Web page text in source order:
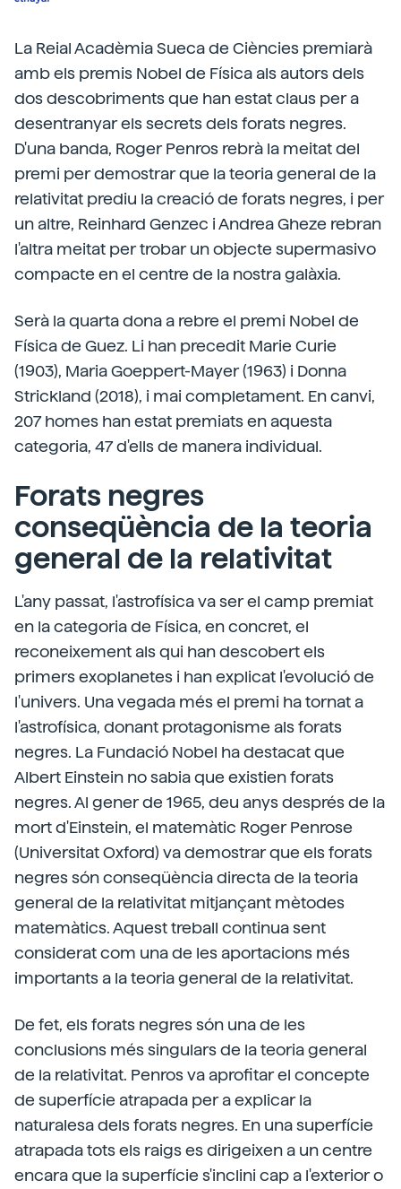
La Reial Acadèmia Sueca de Ciències premiarà
amb els premis Nobel de Física als autors dels
dos descobriments que han estat claus per a
desentranyar els secrets dels forats negres.
D'una banda, Roger Penros rebrà la meitat del
premi per demostrar que la teoria general de la
relativitat prediu la creació de forats negres, i per
un altre, Reinhard Genzec i Andrea Gheze rebran
l'altra meitat per trobar un objecte supermasivo
compacte en el centre de la nostra galàxia.
Serà la quarta dona a rebre el premi Nobel de
Física de Guez. Li han precedit Marie Curie
(1903), Maria Goeppert-Mayer (1963) i Donna
Strickland (2018), i mai completament. En canvi,
207 homes han estat premiats en aquesta
categoria, 47 d'ells de manera individual.
Forats negres
conseqüència de la teoria
general de la relativitat
L'any passat, l'astrofísica va ser el camp premiat
en la categoria de Física, en concret, el
reconeixement als qui han descobert els
primers exoplanetes i han explicat l'evolució de
l'univers. Una vegada més el premi ha tornat a
l'astrofísica, donant protagonisme als forats
negres. La Fundació Nobel ha destacat que
Albert Einstein no sabia que existien forats
negres. Al gener de 1965, deu anys després de la
mort d'Einstein, el matemàtic Roger Penrose
(Universitat Oxford) va demostrar que els forats
negres són conseqüència directa de la teoria
general de la relativitat mitjançant mètodes
matemàtics. Aquest treball continua sent
considerat com una de les aportacions més
importants a la teoria general de la relativitat.
De fet, els forats negres són una de les
conclusions més singulars de la teoria general
de la relativitat. Penros va aprofitar el concepte
de superfície atrapada per a explicar la
naturalesa dels forats negres. En una superfície
atrapada tots els raigs es dirigeixen a un centre
encara que la superfície s'inclini cap a l'exterior o